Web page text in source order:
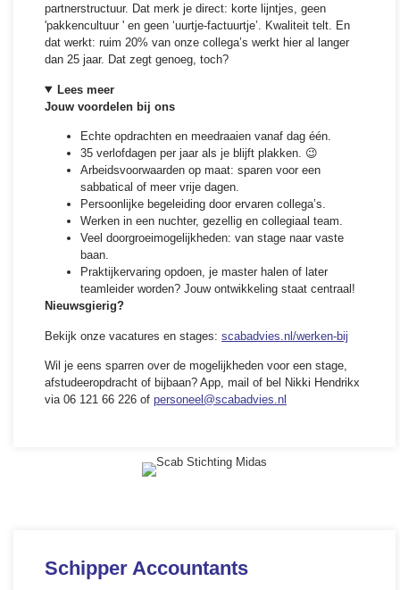
partnerstructuur. Dat merk je direct: korte lijntjes, geen
'pakkencultuur ' en geen ‘uurtje-factuurtje’. Kwaliteit telt. En
dat werkt: ruim 20% van onze collega’s werkt hier al langer
dan 25 jaar. Dat zegt genoeg, toch?
Lees meer
Jouw voordelen bij ons
Echte opdrachten en meedraaien vanaf dag één.
35 verlofdagen per jaar als je blijft plakken. 😉
Arbeidsvoorwaarden op maat: sparen voor een
sabbatical of meer vrije dagen.
Persoonlijke begeleiding door ervaren collega’s.
Werken in een nuchter, gezellig en collegiaal team.
Veel doorgroeimogelijkheden: van stage naar vaste
baan.
Praktijkervaring opdoen, je master halen of later
teamleider worden? Jouw ontwikkeling staat centraal!
Nieuwsgierig?
Bekijk onze vacatures en stages: scabadvies.nl/werken-bij
Wil je eens sparren over de mogelijkheden voor een stage,
afstudeeropdracht of bijbaan? App, mail of bel Nikki Hendrikx
via 06 121 66 226 of personeel@scabadvies.nl
Schipper Accountants